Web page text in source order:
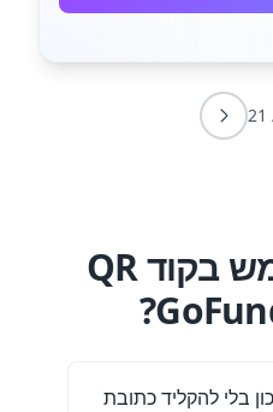
21
למה להשתמש בקוד QR
בלי להקליד כתובת